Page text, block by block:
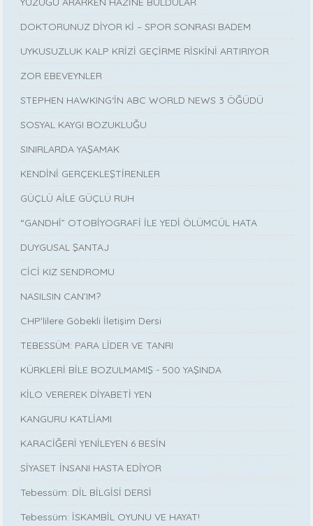
DOKTORUNUZ DİYOR Kİ – SPOR SONRASI BADEM
UYKUSUZLUK KALP KRİZİ GEÇİRME RİSKİNİ ARTIRIYOR
ZOR EBEVEYNLER
STEPHEN HAWKING‘İN ABC WORLD NEWS 3 ÖĞÜDÜ
SOSYAL KAYGI BOZUKLUĞU
SINIRLARDA YAŞAMAK
KENDİNİ GERÇEKLEŞTİRENLER
GÜÇLÜ AİLE GÜÇLÜ RUH
“GANDHİ” OTOBİYOGRAFİ İLE YEDİ ÖLÜMCÜL HATA
DUYGUSAL ŞANTAJ
CİCİ KIZ SENDROMU
NASILSIN CAN’IM?
CHP'lilere Göbekli İletişim Dersi
TEBESSÜM: PARA LİDER VE TANRI
KÜRKLERİ BİLE BOZULMAMIŞ - 500 YAŞINDA
KİLO VEREREK DİYABETİ YEN
KANGURU KATLİAMI
KARACİĞERİ YENİLEYEN 6 BESİN
SİYASET İNSANI HASTA EDİYOR
Tebessüm: DİL BİLGİSİ DERSİ
Tebessüm: İSKAMBİL OYUNU VE HAYAT!